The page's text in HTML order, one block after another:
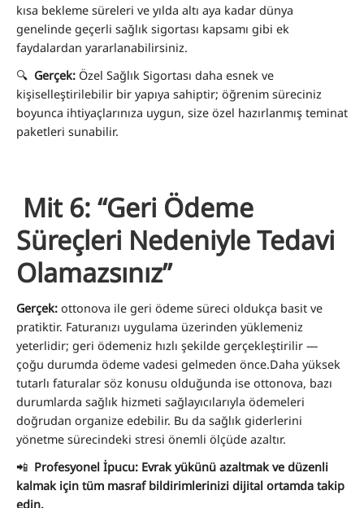
kısa bekleme süreleri ve yılda altı aya kadar dünya
genelinde geçerli sağlık sigortası kapsamı gibi ek
faydalardan yararlanabilirsiniz.
🔍 Gerçek: Özel Sağlık Sigortası daha esnek ve
kişiselleştirilebilir bir yapıya sahiptir; öğrenim süreciniz
boyunca ihtiyaçlarınıza uygun, size özel hazırlanmış teminat
paketleri sunabilir.
Mit 6: “Geri Ödeme
Süreçleri Nedeniyle Tedavi
Olamazsınız”
Gerçek: ottonova ile geri ödeme süreci oldukça basit ve
pratiktir. Faturanızı uygulama üzerinden yüklemeniz
yeterlidir; geri ödemeniz hızlı şekilde gerçekleştirilir —
çoğu durumda ödeme vadesi gelmeden önce.Daha yüksek
tutarlı faturalar söz konusu olduğunda ise ottonova, bazı
durumlarda sağlık hizmeti sağlayıcılarıyla ödemeleri
doğrudan organize edebilir. Bu da sağlık giderlerini
yönetme sürecindeki stresi önemli ölçüde azaltır.
📲 Profesyonel İpucu: Evrak yükünü azaltmak ve düzenli
kalmak için tüm masraf bildirimlerinizi dijital ortamda takip
edin.